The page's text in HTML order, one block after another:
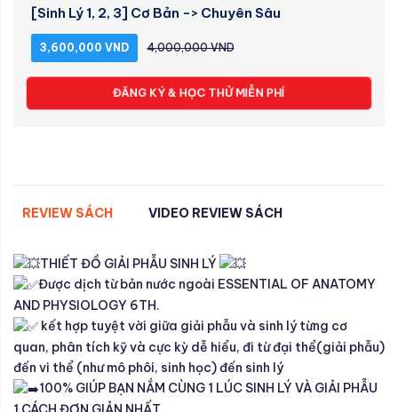
[Sinh Lý 1, 2, 3] Cơ Bản -> Chuyên Sâu
3,600,000 VND 4,000,000 VND
ĐĂNG KÝ & HỌC THỬ MIỄN PHÍ
REVIEW SÁCH VIDEO REVIEW SÁCH
THIẾT ĐỒ GIẢI PHẪU SINH LÝ
Được dịch từ bản nước ngoài ESSENTIAL OF ANATOMY
AND PHYSIOLOGY 6TH.
kết hợp tuyệt vời giữa giải phẫu và sinh lý từng cơ
quan, phân tích kỹ và cực kỳ dễ hiểu, đi từ đại thể(giải phẫu)
đến vi thể (như mô phôi, sinh học) đến sinh lý
100% GIÚP BẠN NẮM CÙNG 1 LÚC SINH LÝ VÀ GIẢI PHẪU